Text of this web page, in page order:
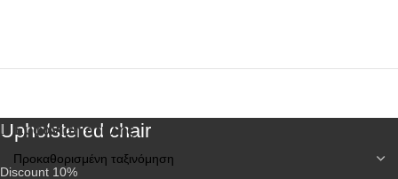
Upholstered chair
Discount 10%
Εμφάνιση στήλης